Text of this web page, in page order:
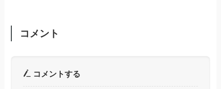
コメント
コメントする